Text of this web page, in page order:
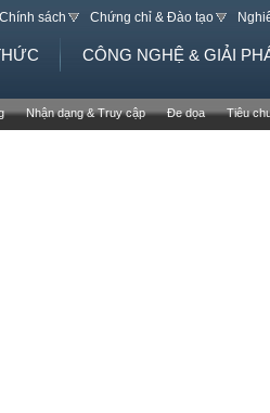
Jump
sách Chứng chỉ & Đào tạo
CÔNG NGHỆ & GIẢI
Nhận dạng & Truy cập Đe dọa Tiêu